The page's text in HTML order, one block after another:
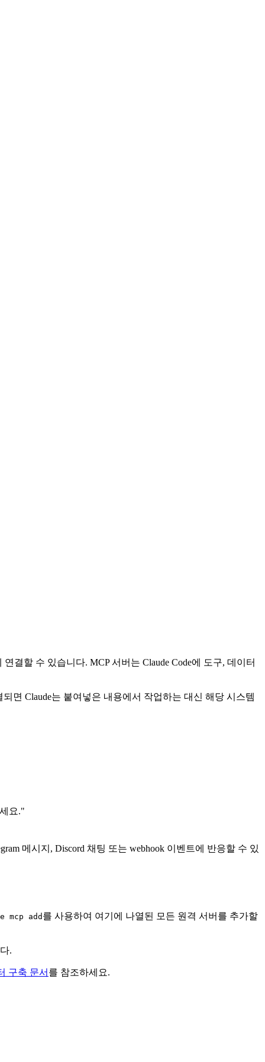
결할 수 있습니다. MCP 서버는 Claude Code에 도구, 데이터
면 Claude는 붙여넣은 내용에서 작업하는 대신 해당 시스템
요."
메시지, Discord 채팅 또는 webhook 이벤트에 반응할 수 있
mcp add 를 사용하여 여기에 나열된 모든 원격 서버를 추가할
.
구축 문서 를 참조하세요.